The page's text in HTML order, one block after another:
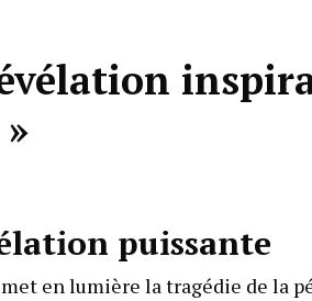
puissante
en lumière la tragédie de la